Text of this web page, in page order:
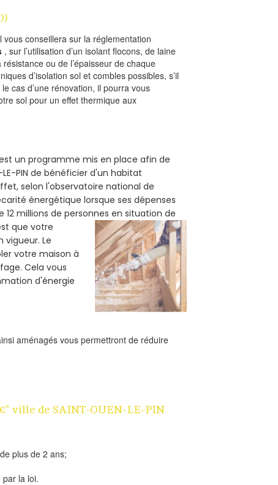
conseillera sur la réglementation
, sur l’utilisation d’un isolant flocons, de laine
ou de l’épaisseur de chaque
d’isolation sol et combles possibles, s’il
cas d’une rénovation, il pourra vous
sol pour un effet thermique aux
est un programme mis en place afin de
PIN de bénéficier d'un habitat
selon l'observatoire national de
énergétique lorsque ses dépenses
12 millions de personnes en situation de
que votre
Le
votre maison à
Cela vous
d'énergie
aménagés vous permettront de réduire
ville de SAINT-OUEN-LE-PIN
plus de 2 ans;
la loi.